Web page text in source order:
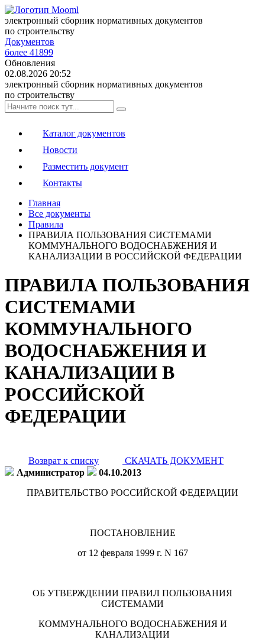
электронный сборник нормативных документов
по строительству
Документов
более 41899
Обновления
02.08.2026 20:52
электронный сборник нормативных документов
по строительству
Каталог документов
Новости
Разместить документ
Контакты
Главная
Все документы
Правила
ПРАВИЛА ПОЛЬЗОВАНИЯ СИСТЕМАМИ
КОММУНАЛЬНОГО ВОДОСНАБЖЕНИЯ И
КАНАЛИЗАЦИИ В РОССИЙСКОЙ ФЕДЕРАЦИИ
ПРАВИЛА ПОЛЬЗОВАНИЯ
СИСТЕМАМИ
КОММУНАЛЬНОГО
ВОДОСНАБЖЕНИЯ И
КАНАЛИЗАЦИИ В
РОССИЙСКОЙ
ФЕДЕРАЦИИ
Возврат к списку
СКАЧАТЬ ДОКУМЕНТ
Администратор
04.10.2013
ПРАВИТЕЛЬСТВО РОССИЙСКОЙ ФЕДЕРАЦИИ
ПОСТАНОВЛЕНИЕ
от 12 февраля 1999 г. N 167
ОБ УТВЕРЖДЕНИИ ПРАВИЛ ПОЛЬЗОВАНИЯ
СИСТЕМАМИ
КОММУНАЛЬНОГО ВОДОСНАБЖЕНИЯ И
КАНАЛИЗАЦИИ